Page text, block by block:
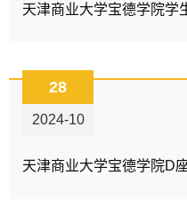
28
2024-10
天津商业大学宝德学院D